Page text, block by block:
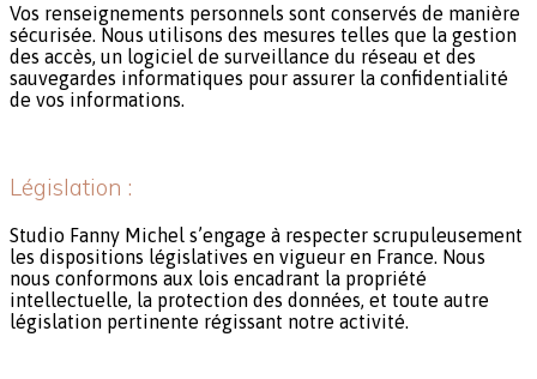
Vos renseignements personnels sont conservés de manière
sécurisée. Nous utilisons des mesures telles que la gestion
des accès, un logiciel de surveillance du réseau et des
sauvegardes informatiques pour assurer la confidentialité
de vos informations.
Législation :
Studio Fanny Michel s’engage à respecter scrupuleusement
les dispositions législatives en vigueur en France. Nous
nous conformons aux lois encadrant la propriété
intellectuelle, la protection des données, et toute autre
législation pertinente régissant notre activité.